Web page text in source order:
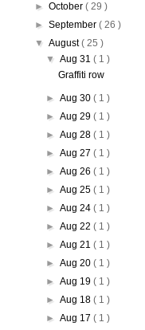
► October ( 29 )
► September ( 26 )
▼ August( 25 )
▼Aug 31( 1 )
Graffiti row
►Aug 30( 1 )
►Aug 29( 1 )
►Aug 28( 1 )
►Aug 27( 1 )
►Aug 26( 1 )
►Aug 25( 1 )
►Aug 24( 1 )
►Aug 22( 1 )
►Aug 21( 1 )
►Aug 20( 1 )
►Aug 19( 1 )
►Aug 18( 1 )
►Aug 17( 1 )